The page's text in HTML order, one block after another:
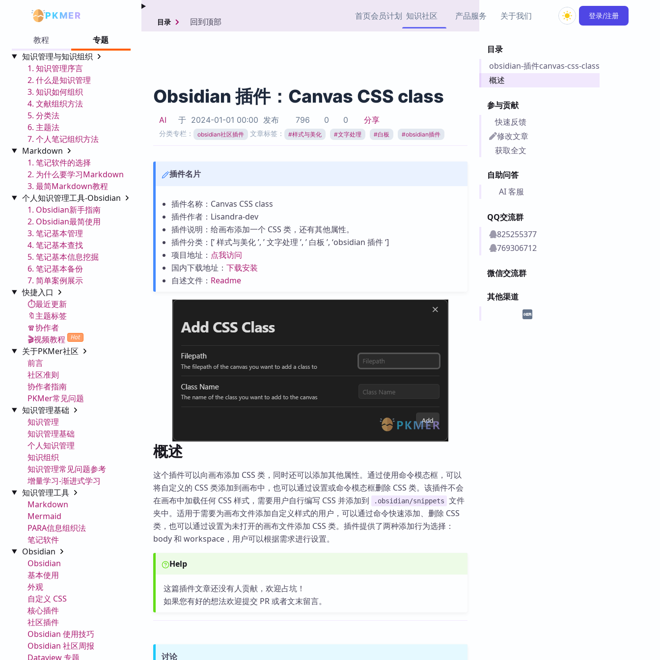
PKMER 首页会员计划 知识社区
协作者
热门链接Top5
产品服务
加速访问 Obsidian 官方
市场
Obsidian 思维导图插件
插件
Zettelkasten 实践示例
Obsidian 教程
关于我们 登录/注册
教程
专题
知识管理与知识组织
1. 知识管理序言
2. 什么是知识管理
3. 知识如何组织
4. 文献组织方法
5. 分类法
6. 主题法
7. 个人笔记组织方法
Markdown
1. 笔记软件的选择
2. 为什么要学习Markdown
3. 最简Markdown教程
个人知识管理工具-Obsidian
1. Obsidian新手指南
2. Obsidian最简使用
3. 笔记基本管理
4. 笔记基本查找
5. 笔记基本信息挖掘
6. 笔记基本备份
7. 简单案例展示
快捷入口
⏱️最近更新
🔖主题标签
🧣协作者
🎬视频教程
Hot
关于PKMer社区
前言
社区准则
协作者指南
PKMer常见问题
知识管理基础
知识管理
知识管理基础
个人知识管理
知识组织
知识管理常见问题参考
增量学习-渐进式学习
知识管理工具
Markdown
Mermaid
PARA信息组织法
笔记软件
Obsidian
Obsidian
基本使用
外观
自定义 CSS
核心插件
社区插件
Obsidian 使用技巧
Obsidian 社区周报
Dataview 专题
目录
obsidian-插件canvas-css-class
概述
参与贡献
快速反馈
修改文章
获取全文
自助问答
AI 客服
QQ交流群
825255377
769306712
微信交流群
其他渠道
目录 回到顶部
Obsidian 插件：Canvas CSS class
AI 于 2024-01-01 00:00 发布 796 0 0 分享
分类专栏： obsidian社区插件 文章标签： #样式与美化 #文字处理 #白板 #obsidian插件
插件名片
插件名称：Canvas CSS class
插件作者：Lisandra-dev
插件说明：给画布添加一个 CSS 类，还有其他属性。
插件分类：[’ 样式与美化 ’, ’ 文字处理 ’, ’ 白板 ’, ‘obsidian 插件 ‘]
项目地址： 点我访问
国内下载地址： 下载安装
自述文件： Readme
概述
这个插件可以向画布添加 CSS 类，同时还可以添加其他属性。通过使用命令模态框，可以
将自定义的 CSS 类添加到画布中，也可以通过设置或命令模态框删除 CSS 类。该插件不会
在画布中加载任何 CSS 样式，需要用户自行编写 CSS 并添加到
.obsidian/snippets
文件
夹中。适用于需要为画布文件添加自定义样式的用户，可以通过命令快速添加、删除 CSS
类，也可以通过设置为未打开的画布文件添加 CSS 类。插件提供了两种添加行为选择：
body 和 workspace，用户可以根据需求进行设置。
Help
这篇插件文章还没有人贡献，欢迎占坑！
如果您有好的想法欢迎提交 PR 或者文末留言。
讨论